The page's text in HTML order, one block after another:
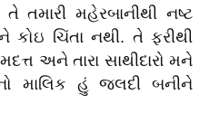
તમારી મહેરબાનીથી નષ્ટ
ચિંતા નથી. તે ફરીથી
અને તારા સાથીદારો મને
માલિક હું જલદી બનીને